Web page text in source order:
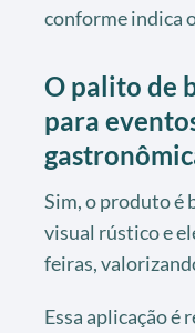
conforme indica
O palito de
para
Sim, o produto é
visual rústico e
feiras,
Essa aplicação é